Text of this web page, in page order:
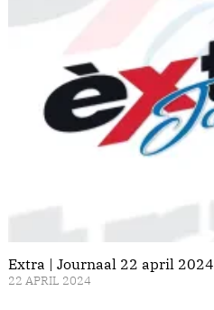
Extra | Journaal 22 april 2024
22 APRIL 2024